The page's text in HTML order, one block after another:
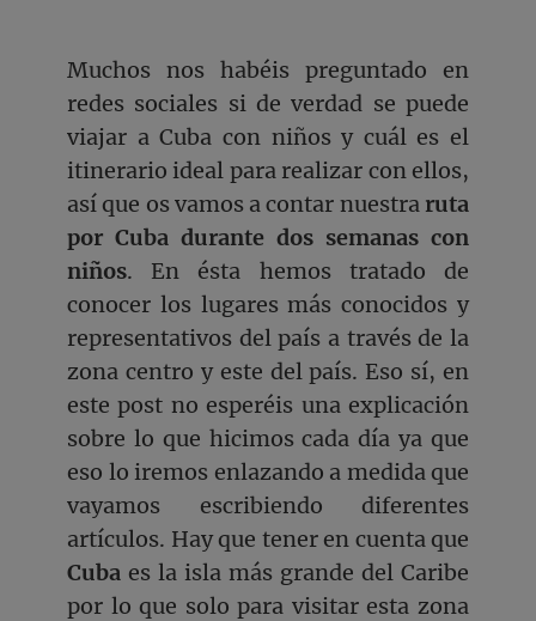
Muchos nos habéis preguntado en
redes sociales si de verdad se puede
viajar a Cuba con niños y cuál es el
itinerario ideal para realizar con ellos,
así que os vamos a contar nuestra ruta
por Cuba durante dos semanas con
niños. En ésta hemos tratado de
conocer los lugares más conocidos y
representativos del país a través de la
zona centro y este del país. Eso sí, en
este post no esperéis una explicación
sobre lo que hicimos cada día ya que
eso lo iremos enlazando a medida que
vayamos escribiendo diferentes
artículos. Hay que tener en cuenta que
Cuba es la isla más grande del Caribe
por lo que solo para visitar esta zona